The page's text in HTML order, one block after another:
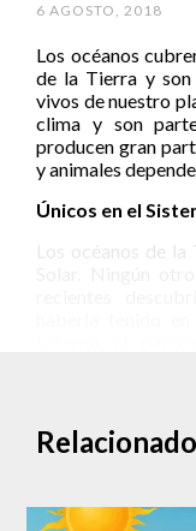
6 AGOSTO, 2018
Los océanos
de la Tierra y son
vivos de nuestro
clima y son
producen gran
y animales
Únicos en el
Los océanos de la
Solar. Ningún
recientes
rodea la Antártida
como el quinto
unaterceraparte